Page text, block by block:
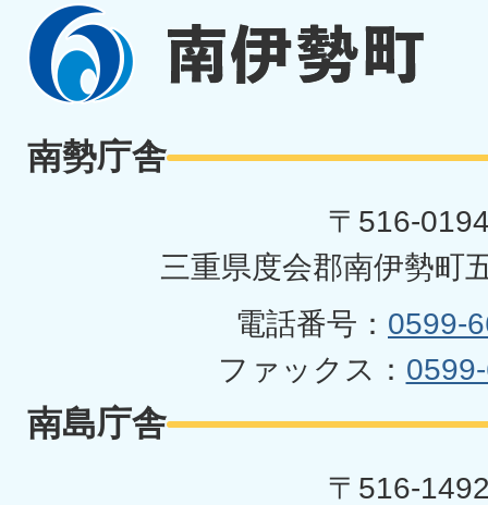
南勢庁舎
〒516-
三重県度会郡南伊勢町
電話番号： 0599-
ファックス：
南島庁舎
〒516-